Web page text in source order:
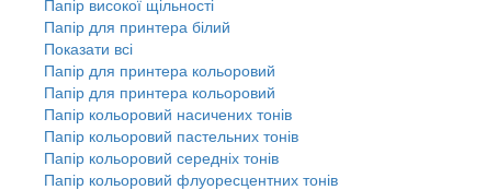
Папір для принтера білий
Показати всі
Папір для принтера кольоровий
Папір для принтера кольоровий
Папір кольоровий насичених тонів
Папір кольоровий пастельних тонів
Папір кольоровий середніх тонів
Папір кольоровий флуоресцентних тонів